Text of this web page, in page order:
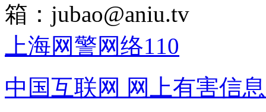
箱： jubao@aniu.tv
上海网警网络110
中国互联网 网上有害信